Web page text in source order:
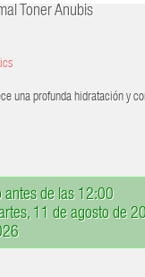
Toner Anubis
una profunda hidratación y
antes de las 12:00
11 de agosto de